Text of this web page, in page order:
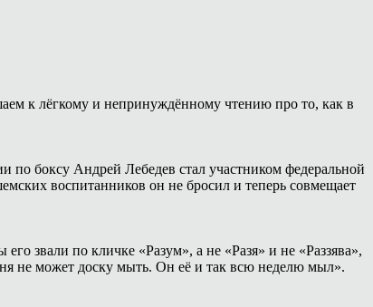
к лёгкому и непринуждённому чтению про то, как в
боксу Андрей Лебедев стал участником федеральной
воспитанников он не бросил и теперь совмещает
звали по кличке «Разум», а не «Разя» и не «Раззява»,
не может доску мыть. Он её и так всю неделю мыл».